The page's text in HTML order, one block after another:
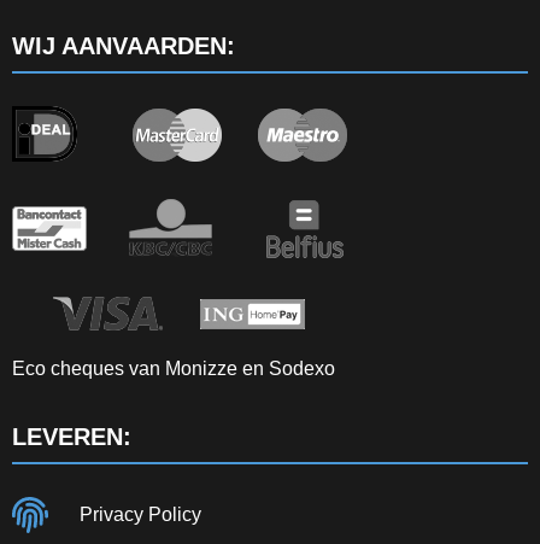
WIJ AANVAARDEN:
Eco cheques van Monizze en Sodexo
LEVEREN:
Privacy Policy